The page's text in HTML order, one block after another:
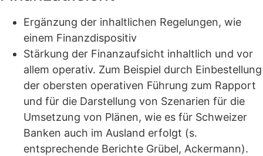
Ergänzung der inhaltlichen Regelungen, wie
einem Finanzdispositiv
Stärkung der Finanzaufsicht inhaltlich und vor
allem operativ. Zum Beispiel durch Einbestellung
der obersten operativen Führung zum Rapport
und für die Darstellung von Szenarien für die
Umsetzung von Plänen, wie es für Schweizer
Banken auch im Ausland erfolgt (s.
entsprechende Berichte Grübel, Ackermann).